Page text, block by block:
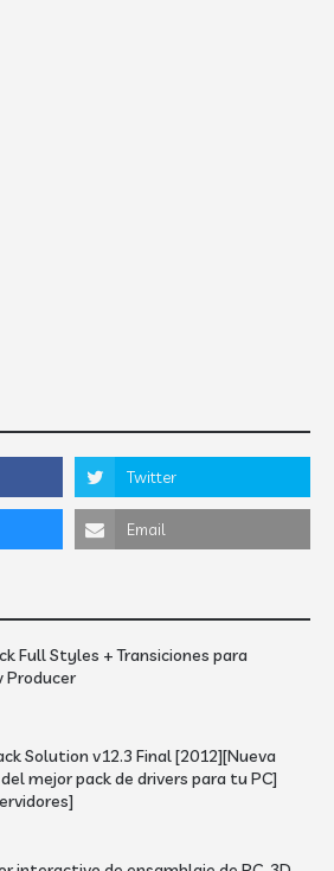
Full Styles + Transiciones para
Producer
Solution v12.3 Final [2012][Nueva
mejor pack de drivers para tu PC]